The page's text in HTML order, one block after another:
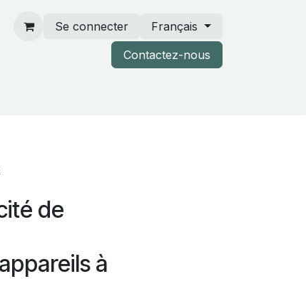
Se connecter
Français
Contactez-nous
de
à